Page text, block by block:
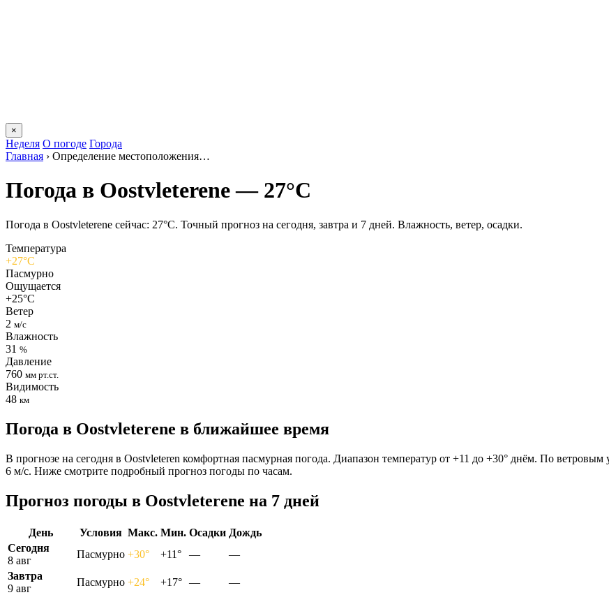
×
Неделя О погоде Города
Главная › Определение местоположения…
Погода в Oostvleterenе — 27°C
Погода в Oostvleterenе сейчас: 27°C. Точный прогноз на сегодня, завтра и 7 дней. Влажность, ветер, осадки.
Температура
+27°C
Пасмурно
Ощущается
+25°C
Ветер
2 м/с
Влажность
31 %
Давление
760 мм рт.ст.
Видимость
48 км
Погода в Oostvleterenе в ближайшее время
В прогнозе на сегодня в Oostvleteren комфортная пасмурная погода. Диапазон температур от +11 до +30° днём. По
6 м/с. Ниже смотрите подробный прогноз погоды по часам.
Прогноз погоды в Oostvleterenе на 7 дней
День Условия Макс. Мин. Осадки Дождь
Сегодня
8 авг
Пасмурно +30° +11° —
—
Завтра
9 авг
Пасмурно +24° +17° —
—